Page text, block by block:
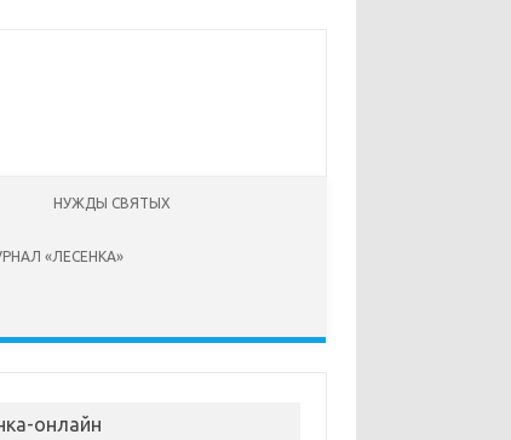
НУЖДЫ СВЯТЫХ
«ЛЕСЕНКА»
онлайн